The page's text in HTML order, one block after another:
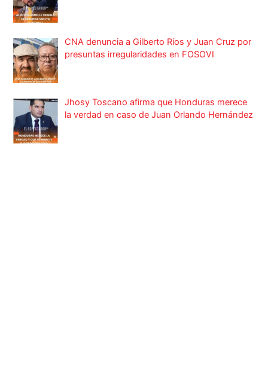
CNA denuncia a Gilberto Ríos y Juan Cruz por
presuntas irregularidades en FOSOVI
Jhosy Toscano afirma que Honduras merece
la verdad en caso de Juan Orlando Hernández